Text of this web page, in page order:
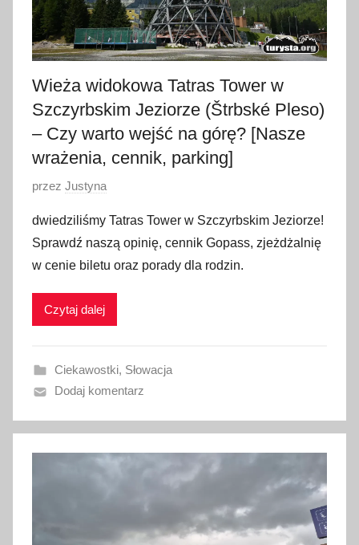
Wieża widokowa Tatras Tower w
Szczyrbskim Jeziorze (Štrbské Pleso)
– Czy warto wejść na górę? [Nasze
wrażenia, cennik, parking]
O
u
b
l
i
a
n
7
s
przez Justyna
dwiedziliśmy Tatras Tower w Szczyrbskim Jeziorze!
Sprawdź naszą opinię, cennik Gopass, zjeżdżalnię
w cenie biletu oraz porady dla rodzin.
Czytaj dalej
Ciekawostki, Słowacja
Dodaj komentarz